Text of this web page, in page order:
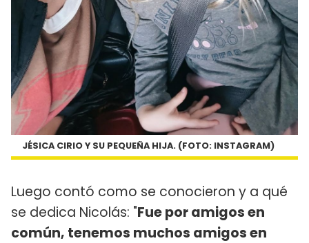
JÉSICA CIRIO Y SU PEQUEÑA HIJA. (FOTO: INSTAGRAM)
Luego contó como se conocieron y a qué
se dedica Nicolás: "Fue por amigos en
común, tenemos muchos amigos en